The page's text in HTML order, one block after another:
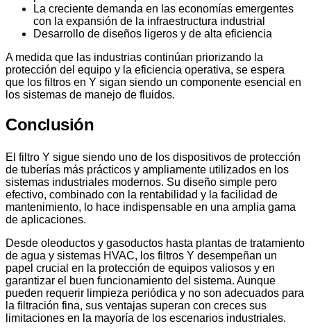
La creciente demanda en las economías emergentes
con la expansión de la infraestructura industrial
Desarrollo de diseños ligeros y de alta eficiencia
A medida que las industrias continúan priorizando la
protección del equipo y la eficiencia operativa, se espera
que los filtros en Y sigan siendo un componente esencial en
los sistemas de manejo de fluidos.
Conclusión
El filtro Y sigue siendo uno de los dispositivos de protección
de tuberías más prácticos y ampliamente utilizados en los
sistemas industriales modernos. Su diseño simple pero
efectivo, combinado con la rentabilidad y la facilidad de
mantenimiento, lo hace indispensable en una amplia gama
de aplicaciones.
Desde oleoductos y gasoductos hasta plantas de tratamiento
de agua y sistemas HVAC, los filtros Y desempeñan un
papel crucial en la protección de equipos valiosos y en
garantizar el buen funcionamiento del sistema. Aunque
pueden requerir limpieza periódica y no son adecuados para
la filtración fina, sus ventajas superan con creces sus
limitaciones en la mayoría de los escenarios industriales.